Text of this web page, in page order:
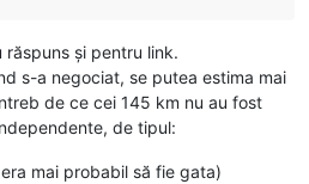
răspuns și pentru link.
s-a negociat, se putea estima mai
de ce cei 145 km nu au fost
de tipul:
mai probabil să fie gata)